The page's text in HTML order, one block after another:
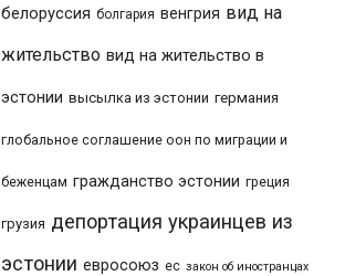
белоруссия болгария венгрия вид на
жительство вид на жительство в
эстонии высылка из эстонии германия
глобальное соглашение оон по миграции и
беженцам гражданство эстонии греция
грузия депортация украинцев из
эстонии евросоюз ес закон об иностранцах